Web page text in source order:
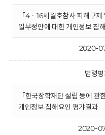
「4ㆍ16세월호참사 피해구제
일부정안에 대한 개인정보 침
2020-
법령
「한국장학재단 설립 등에
개인정보 침해요인 평갸결과
2020-